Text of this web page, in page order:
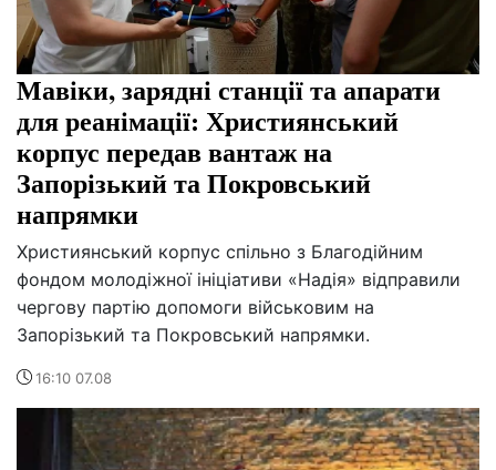
Мавіки, зарядні станції та апарати
для реанімації: Християнський
корпус передав вантаж на
Запорізький та Покровський
напрямки
Християнський корпус спільно з Благодійним
фондом молодіжної ініціативи «Надія» відправили
чергову партію допомоги військовим на
Запорізький та Покровський напрямки.
16:10 07.08